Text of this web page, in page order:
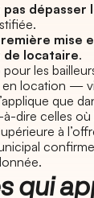
pas dépasser
mise
de locataire.
pour les
en location —
que
à-dire celles
à
qui